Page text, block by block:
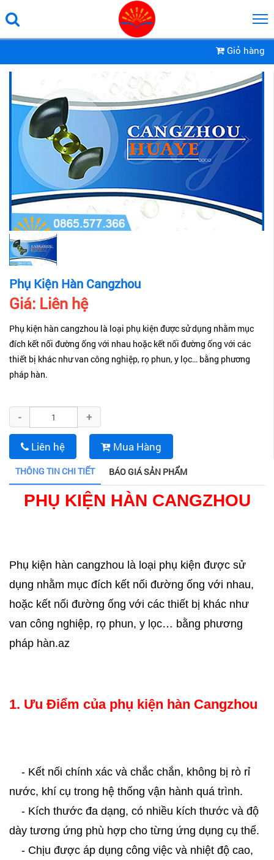
Giỏ hàng
Phụ Kiện Hàn Cangzhou
Giá: Liên hệ
Phụ kiện hàn cangzhou là loại phụ kiện được sử dụng nhằm mục
đích kết nối đường ống với nhau hoặc kết nối đường ống với các
thiết bị khác như van công nghiệp, rọ phun, y lọc… bằng phương
pháp hàn.
- +
Liên hệ Mua Hàng
THÔNG TIN CHI TIẾT BÁO GIÁ SẢN PHẨM
PHỤ KIỆN HÀN CANGZHOU
Phụ kiện hàn cangzhou là loại phụ kiện được sử
dụng nhằm mục đích kết nối đường ống với nhau,
hoặc kết nối đường ống với các thiết bị khác như
van công nghiệp, rọ phun, y lọc… bằng phương
pháp hàn.az
1. Ưu Điểm của phụ kiện hàn Cangzhou
- Kết nối chính xác và chắc chắn, không bị rò rỉ
nước, khí cụ trong hệ thống vận hành quá trình.
- Kích thước đa dạng, có nhiều kích thước và độ
dày tương ứng phù hợp cho từng ứng dụng cụ thể.
- Chịu được áp dụng công việc và nhiệt độ cao,